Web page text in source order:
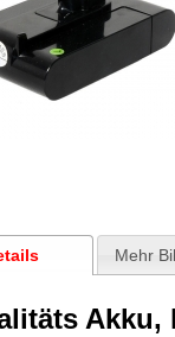
Mehr
Akku,